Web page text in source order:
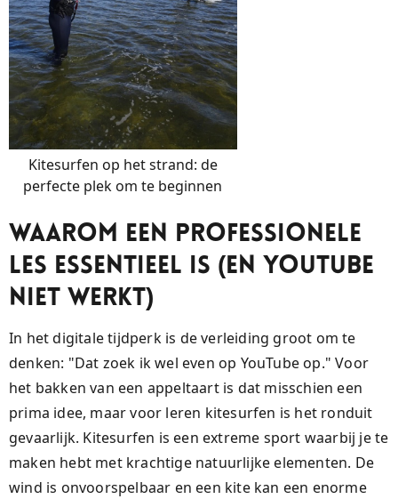
Kitesurfen op het strand: de
perfecte plek om te beginnen
Waarom een Professionele
Les Essentieel Is (en YouTube
Niet Werkt)
In het digitale tijdperk is de verleiding groot om te
denken: "Dat zoek ik wel even op YouTube op." Voor
het bakken van een appeltaart is dat misschien een
prima idee, maar voor leren kitesurfen is het ronduit
gevaarlijk. Kitesurfen is een extreme sport waarbij je te
maken hebt met krachtige natuurlijke elementen. De
wind is onvoorspelbaar en een kite kan een enorme